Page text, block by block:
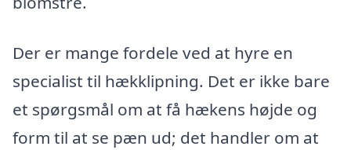
Der er mange fordele ved at hyre en
specialist til hækklipning. Det er ikke bare
et spørgsmål om at få hækens højde og
form til at se pæn ud; det handler om at